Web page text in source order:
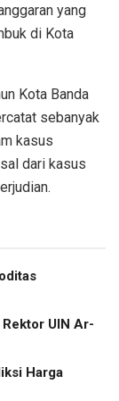
yang
di Kota
Kota Banda
sebanyak
kasus
dari kasus
UIN Ar-
Harga